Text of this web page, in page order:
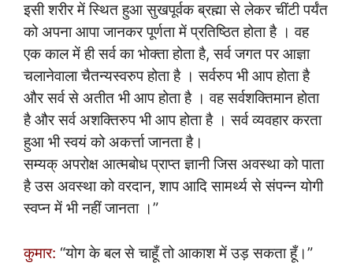
इसी शरीर में स्थित हुआ सुखपूर्वक ब्रह्मा से लेकर चींटी पर्यंत
को अपना आपा जानकर पूर्णता में प्रतिष्ठित होता है । वह
एक काल में ही सर्व का भोक्ता होता है, सर्व जगत पर आज्ञा
चलानेवाला चैतन्यस्वरुप होता है । सर्वरुप भी आप होता है
और सर्व से अतीत भी आप होता है । वह सर्वशक्तिमान होता
है और सर्व अशक्तिरुप भी आप होता है । सर्व व्यवहार करता
हुआ भी स्वयं को अकर्त्ता जानता है।
सम्यक् अपरोक्ष आत्मबोध प्राप्त ज्ञानी जिस अवस्था को पाता
है उस अवस्था को वरदान, शाप आदि सामर्थ्य से संपन्न योगी
स्वप्न में भी नहीं जानता ।”
कुमार: “योग के बल से चाहूँ तो आकाश में उड़ सकता हूँ।”